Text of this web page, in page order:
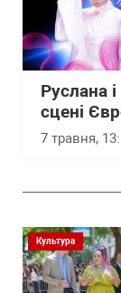
Руслана
сцені
7 травня,
Культура